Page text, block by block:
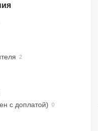
с доплатой)